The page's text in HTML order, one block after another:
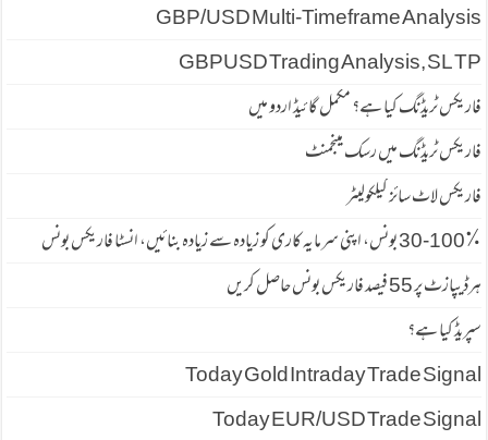
GBP/USD Multi-Timeframe Analysis
GBPUSD Trading Analysis, SL TP
فاریکس ٹریڈنگ کیا ہے؟ مکمل گائیڈ اردو میں
فاریکس ٹریڈنگ میں رسک مینجمنٹ
فاریکس لاٹ سائز کیلکولیٹر
30-100٪ بونس، اپنی سرمایہ کاری کو زیادہ سے زیادہ بنائیں، انسٹا فاریکس بونس
ہرڈیپازٹ پر 55 فیصد فاریكس بونس حاصل كریں
سپریڈ كیا ہے؟
Today Gold Intraday Trade Signal
Today EUR/USD Trade Signal